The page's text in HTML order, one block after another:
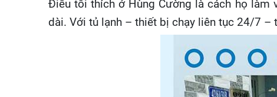
Điều tôi thích ở Hùng Cường là cách họ làm
dài. Với tủ lạnh – thiết bị chạy liên tục 24/7 –